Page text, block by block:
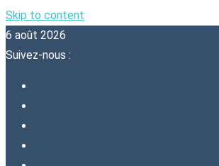
Skip to content
6 août 2026
Suivez-nous :